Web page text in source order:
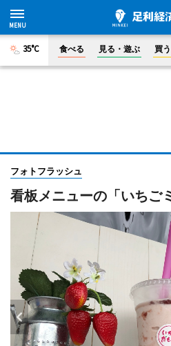
35°C 食べる 見る・遊ぶ 買う
フォトフラッシュ
看板メニューの「いちご